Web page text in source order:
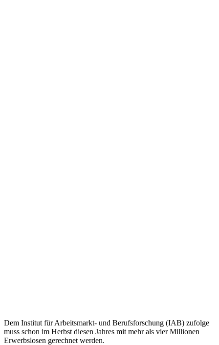
Dem Institut für Arbeitsmarkt- und Berufsforschung (IAB) zufolge
muss schon im Herbst diesen Jahres mit mehr als vier Millionen
Erwerbslosen gerechnet werden.